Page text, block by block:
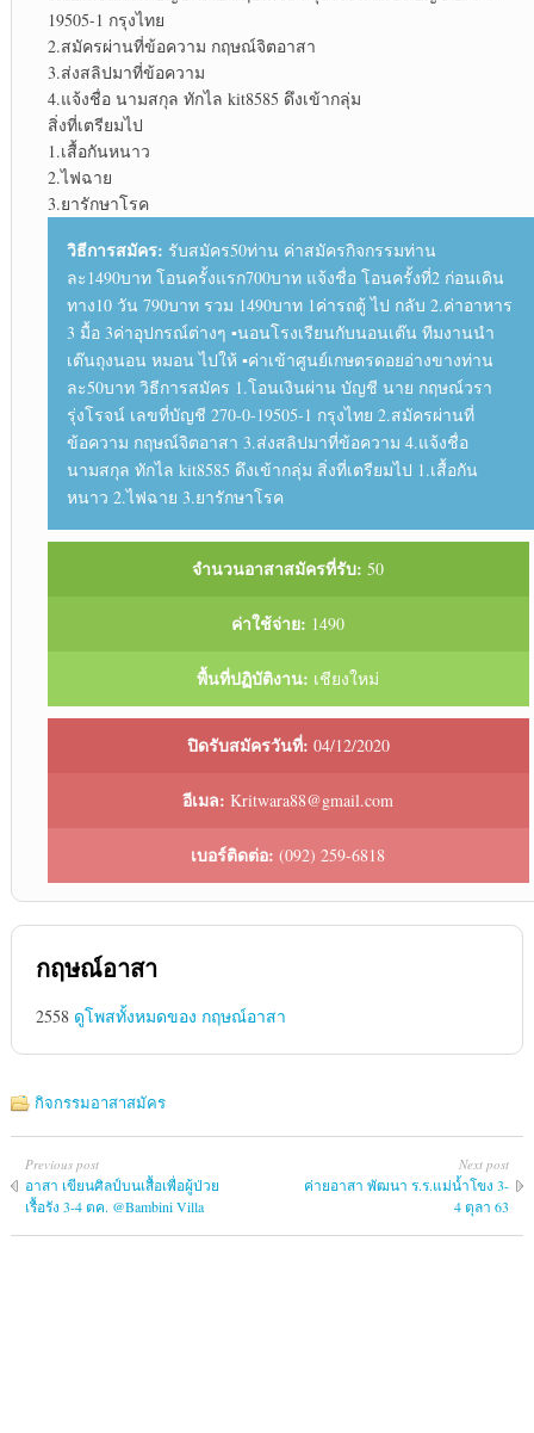
19505-1 กรุงไทย
2.สมัครผ่านที่ข้อความ กฤษณ์จิตอาสา
3.ส่งสลิปมาที่ข้อความ
4.แจ้งชื่อ นามสกุล ทักไล kit8585 ดึงเข้ากลุ่ม
สิ่งที่เตรียมไป
1.เสื้อกันหนาว
2.ไฟฉาย
3.ยารักษาโรค
วิธีการสมัคร: รับสมัคร50ท่าน ค่าสมัครกิจกรรมท่าน
ละ1490บาท โอนครั้งแรก700บาท แจ้งชื่อ โอนครั้งที่2 ก่อนเดิน
ทาง10 วัน 790บาท รวม 1490บาท 1ค่ารถตู้ ไป กลับ 2.ค่าอาหาร
3 มื้อ 3ค่าอุปกรณ์ต่างๆ ▪︎นอนโรงเรียนกับนอนเต๊น ทีมงานนำ
เต๊นถุงนอน หมอน ไปให้ ▪︎ค่าเข้าศูนย์เกษตรดอยอ่างขางท่าน
ละ50บาท วิธีการสมัคร 1.โอนเงินผ่าน บัญชี นาย กฤษณ์วรา
รุ่งโรจน์ เลขที่บัญชี 270-0-19505-1 กรุงไทย 2.สมัครผ่านที่
ข้อความ กฤษณ์จิตอาสา 3.ส่งสลิปมาที่ข้อความ 4.แจ้งชื่อ
นามสกุล ทักไล kit8585 ดึงเข้ากลุ่ม สิ่งที่เตรียมไป 1.เสื้อกัน
หนาว 2.ไฟฉาย 3.ยารักษาโรค
จำนวนอาสาสมัครที่รับ: 50
ค่าใช้จ่าย: 1490
พื้นที่ปฏิบัติงาน: เชียงใหม่
ปิดรับสมัครวันที่: 04/12/2020
อีเมล: Kritwara88@gmail.com
เบอร์ติดต่อ: (092) 259-6818
กฤษณ์อาสา
2558 ดูโพสทั้งหมดของ กฤษณ์อาสา
กิจกรรมอาสาสมัคร
Previous post
อาสา เขียนศิลป์บนเสื้อเพื่อผู้ป่วย
เรื้อรัง 3-4 ตค. @Bambini Villa
Next post
ค่ายอาสา พัฒนา ร.ร.แม่น้ำโขง 3-
4 ตุลา 63